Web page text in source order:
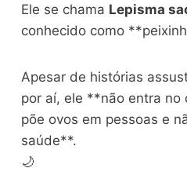
Ele se chama Lepisma
conhecido como
Apesar de histórias
por aí, ele **não entra no
põe ovos em pessoas e
saúde**.
🌙